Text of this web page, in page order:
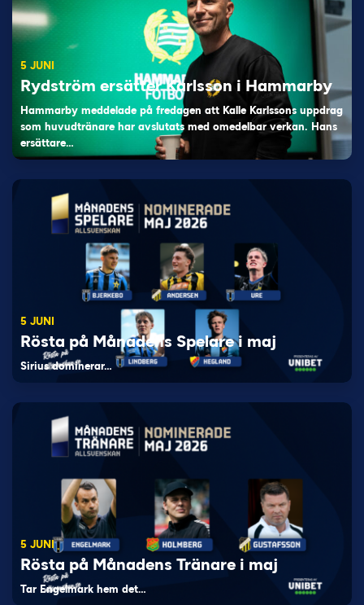
5 JUNI
Rydström ersätter Karlsson i Hammarby
Hammarby meddelade på fredagen att Kalle Karlssons uppdrag
som huvudtränare har avslutats med omedelbar verkan. Hans
ersättare…
5 JUNI
Rösta på Månadens Spelare i maj
Sirius dominerar…
5 JUNI
Rösta på Månadens Tränare i maj
Tar Engelmark hem det…